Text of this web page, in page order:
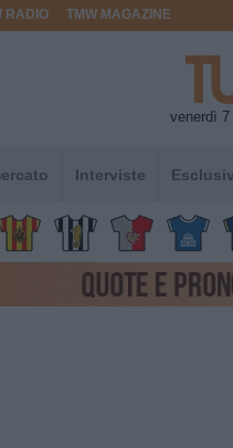
RADIO TMW MAGAZINE
venerdì 7
Interviste